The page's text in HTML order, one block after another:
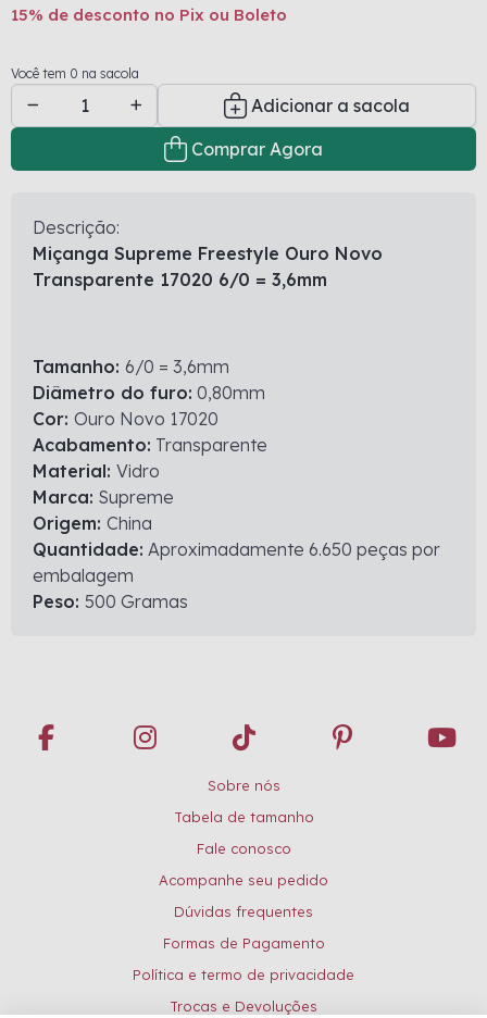
15% de desconto no Pix ou Boleto
Você tem 0 na sacola
Adicionar a sacola
Comprar Agora
Descrição:
Miçanga Supreme Freestyle Ouro Novo
Transparente 17020 6/0 = 3,6mm
Tamanho: 6/0 = 3,6mm
Diâmetro do furo: 0,80mm
Cor: Ouro Novo 17020
Acabamento: Transparente
Material: Vidro
Marca: Supreme
Origem: China
Quantidade: Aproximadamente 6.650 peças por
embalagem
Peso: 500 Gramas
Sobre nós
Tabela de tamanho
Fale conosco
Acompanhe seu pedido
Dúvidas frequentes
Formas de Pagamento
Política e termo de privacidade
Trocas e Devoluções